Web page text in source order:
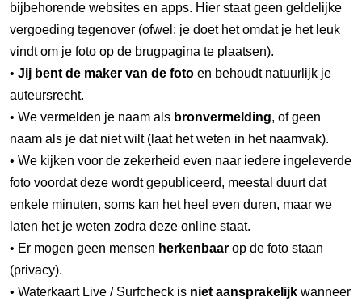
bijbehorende websites en apps. Hier staat geen geldelijke
vergoeding tegenover (ofwel: je doet het omdat je het leuk
vindt om je foto op de brugpagina te plaatsen).
• Jij bent de maker van de foto en behoudt natuurlijk je
auteursrecht.
• We vermelden je naam als bronvermelding, of geen
naam als je dat niet wilt (laat het weten in het naamvak).
• We kijken voor de zekerheid even naar iedere ingeleverde
foto voordat deze wordt gepubliceerd, meestal duurt dat
enkele minuten, soms kan het heel even duren, maar we
laten het je weten zodra deze online staat.
• Er mogen geen mensen herkenbaar op de foto staan
(privacy).
• Waterkaart Live / Surfcheck is niet aansprakelijk wanneer